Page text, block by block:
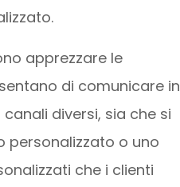
apprezzare le
di comunicare in
diversi, sia che si
personalizzato o uno
che i clienti